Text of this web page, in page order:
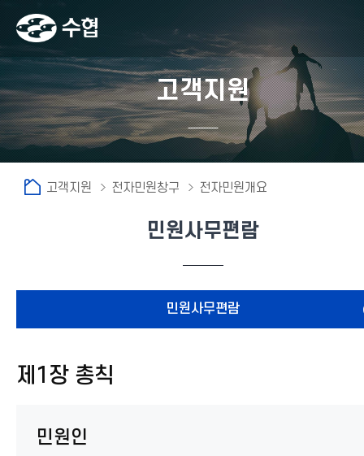
고객지원
고객지원 전자민원창구 전자민원개요
민원사무편람
fnctId=sitemenu,menuViewType=tab
민원사무편람
제1장 총칙
민원인